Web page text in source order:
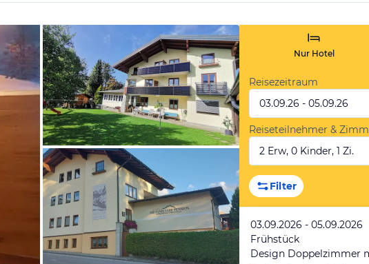
vom Hotelier, Oktober 2023
Nur Hotel
Reisezeitraum
03.09.26 - 05.09.26
Reiseteilnehmer &
2 Erw, 0 Kinder, 1 Zi.
Filter
03.09.2026 - 05.09.2026
Frühstück
Design Doppelzimmer